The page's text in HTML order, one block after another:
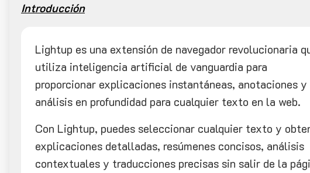
Introducción
Lightup es una extensión de navegador revolucionaria
utiliza inteligencia artificial de vanguardia para
proporcionar explicaciones instantáneas, anotaciones y
análisis en profundidad para cualquier texto en la web.
Con Lightup, puedes seleccionar cualquier texto y
explicaciones detalladas, resúmenes concisos, análisis
contextuales y traducciones precisas sin salir de la